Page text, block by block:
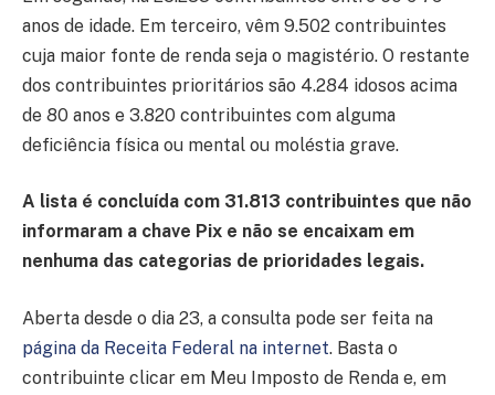
anos de idade. Em terceiro, vêm 9.502 contribuintes
cuja maior fonte de renda seja o magistério. O restante
dos contribuintes prioritários são 4.284 idosos acima
de 80 anos e 3.820 contribuintes com alguma
deficiência física ou mental ou moléstia grave.
A lista é concluída com 31.813 contribuintes que não
informaram a chave Pix e não se encaixam em
nenhuma das categorias de prioridades legais.
Aberta desde o dia 23, a consulta pode ser feita na
página da Receita Federal na internet. Basta o
contribuinte clicar em Meu Imposto de Renda e, em